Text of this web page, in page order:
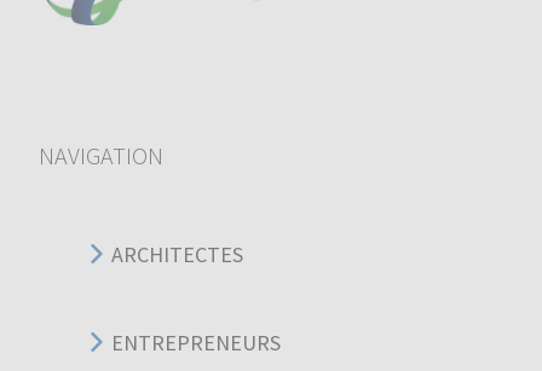
NAVIGATION
ARCHITECTES
ENTREPRENEURS